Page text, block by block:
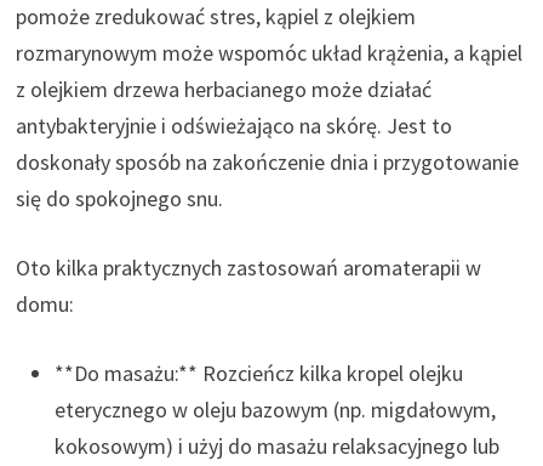
pomoże zredukować stres, kąpiel z olejkiem
rozmarynowym może wspomóc układ krążenia, a kąpiel
z olejkiem drzewa herbacianego może działać
antybakteryjnie i odświeżająco na skórę. Jest to
doskonały sposób na zakończenie dnia i przygotowanie
się do spokojnego snu.
Oto kilka praktycznych zastosowań aromaterapii w
domu:
**Do masażu:** Rozcieńcz kilka kropel olejku
eterycznego w oleju bazowym (np. migdałowym,
kokosowym) i użyj do masażu relaksacyjnego lub